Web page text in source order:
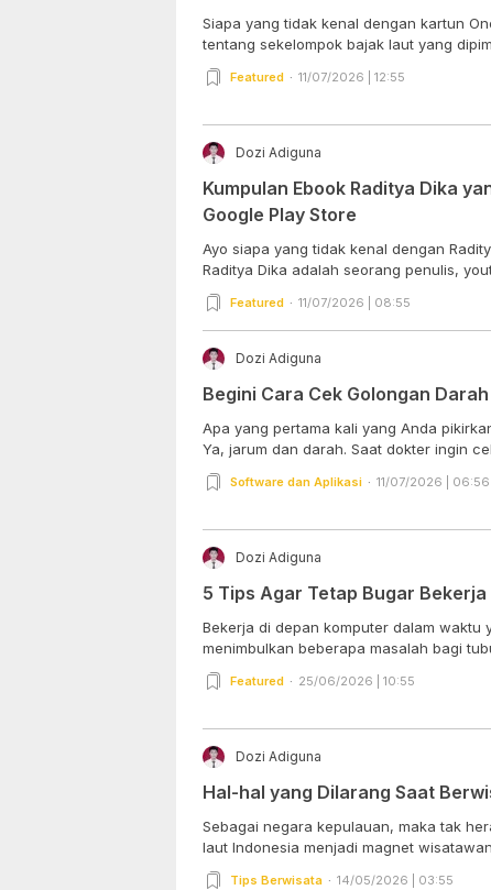
Siapa yang tidak kenal dengan kartun
tentang sekelompok bajak laut yang
Featured 11/07/2026 | 12:55
Dozi Adiguna
Kumpulan Ebook Raditya Dika
Google Play Store
Ayo siapa yang tidak kenal dengan
Raditya Dika adalah seorang penulis,
Featured 11/07/2026 | 08:55
Dozi Adiguna
Begini Cara Cek Golongan
Apa yang pertama kali yang Anda
Ya, jarum dan darah. Saat dokter ingin
Software dan Aplikasi 11/07/2026 | 06:56
Dozi Adiguna
5 Tips Agar Tetap Bugar
Bekerja di depan komputer dalam waktu
menimbulkan beberapa masalah bagi
Featured 25/06/2026 | 10:55
Dozi Adiguna
Hal-hal yang Dilarang Saat
Sebagai negara kepulauan, maka tak
laut Indonesia menjadi magnet
Tips Berwisata 14/05/2026 | 03:55